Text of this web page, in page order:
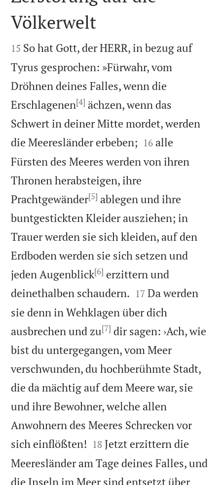

Völkerwelt

15 So hat Gott, der HERR, in bezug auf
Tyrus gesprochen: »Fürwahr, vom
Dröhnen deines Falles, wenn die
Erschlagenen[4] ächzen, wenn das
Schwert in deiner Mitte mordet, werden
die Meeresländer erbeben; 

16 alle
Fürsten des Meeres werden von ihren
Thronen herabsteigen, ihre
Prachtgewänder[5] ablegen und ihre
buntgestickten Kleider ausziehen; in
Trauer werden sie sich kleiden, auf den
Erdboden werden sie sich setzen und
jeden Augenblick[6] erzittern und
deinethalben schaudern. 

17 Da werden
sie denn in Wehklagen über dich
ausbrechen und zu[7] dir sagen: ›Ach, wie
bist du untergegangen, vom Meer
verschwunden, du hochberühmte Stadt,
die da mächtig auf dem Meere war, sie
und ihre Bewohner, welche allen
Anwohnern des Meeres Schrecken vor
sich einflößten! 

18 Jetzt erzittern die
Meeresländer am Tage deines Falles, und
die Inseln im Meer sind entsetzt über